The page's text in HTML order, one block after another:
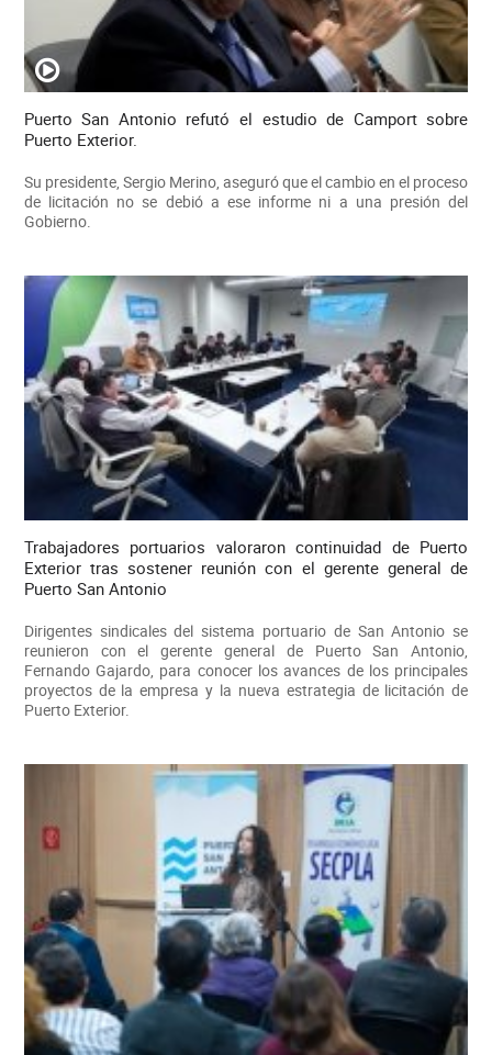
Puerto San Antonio refutó el estudio de Camport sobre
Puerto Exterior.
Su presidente, Sergio Merino, aseguró que el cambio en el proceso
de licitación no se debió a ese informe ni a una presión del
Gobierno.
Trabajadores portuarios valoraron continuidad de Puerto
Exterior tras sostener reunión con el gerente general de
Puerto San Antonio
Dirigentes sindicales del sistema portuario de San Antonio se
reunieron con el gerente general de Puerto San Antonio,
Fernando Gajardo, para conocer los avances de los principales
proyectos de la empresa y la nueva estrategia de licitación de
Puerto Exterior.